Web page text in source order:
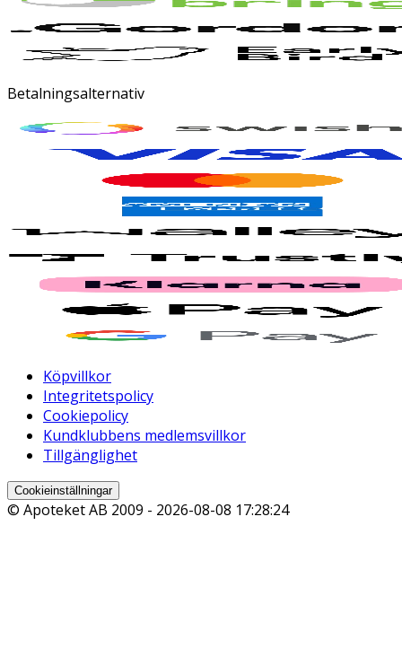
Betalningsalternativ
Köpvillkor
Integritetspolicy
Cookiepolicy
Kundklubbens medlemsvillkor
Tillgänglighet
Cookieinställningar
© Apoteket AB 2009 - 2026-08-08 17:28:24